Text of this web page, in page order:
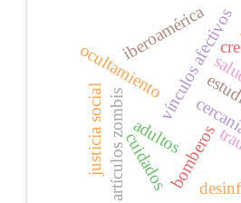
artículos zombis
vínculos afectivos
bomberos
ocultamiento
iberoamérica
adultos
justicia social cuidados